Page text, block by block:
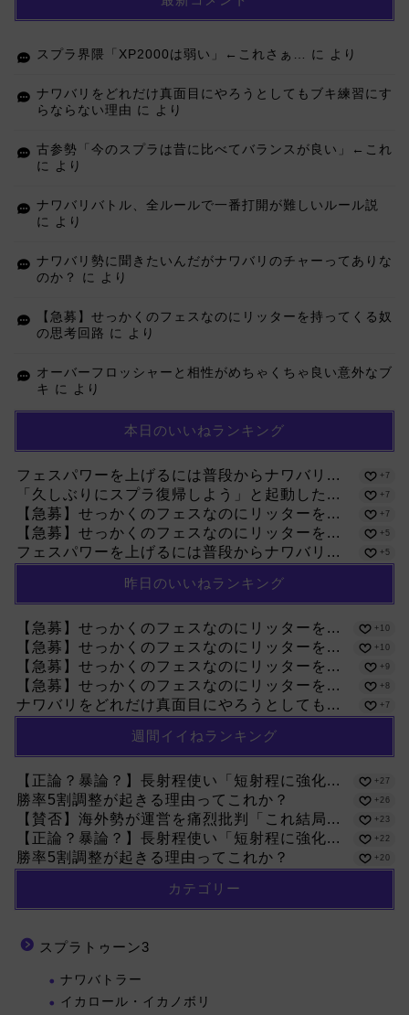
スプラ界隈「XP2000は弱い」←これさぁ… に より
ナワバリをどれだけ真面目にやろうとしてもブキ練習にす
らならない理由 に より
古参勢「今のスプラは昔に比べてバランスが良い」←これ
に
より
ナワバリバトル、全ルールで一番打開が難しいルール説
に
より
ナワバリ勢に聞きたいんだがナワバリのチャーってありな
のか？
に より
【急募】せっかくのフェスなのにリッターを持ってくる奴
の思考回路 に より
オーバーフロッシャーと相性がめちゃくちゃ良い意外なブ
キ に より
本日のいいねランキング
フェスパワーを上げるには普段からナワバリ... +7
「久しぶりにスプラ復帰しよう」と起動した... +7
【急募】せっかくのフェスなのにリッターを... +7
【急募】せっかくのフェスなのにリッターを... +5
フェスパワーを上げるには普段からナワバリ... +5
昨日のいいねランキング
【急募】せっかくのフェスなのにリッターを... +10
【急募】せっかくのフェスなのにリッターを... +10
【急募】せっかくのフェスなのにリッターを... +9
【急募】せっかくのフェスなのにリッターを... +8
ナワバリをどれだけ真面目にやろうとしても... +7
週間イイねランキング
【正論？暴論？】長射程使い「短射程に強化... +27
勝率5割調整が起きる理由ってこれか？ +26
【賛否】海外勢が運営を痛烈批判「これ結局... +23
【正論？暴論？】長射程使い「短射程に強化... +22
勝率5割調整が起きる理由ってこれか？ +20
カテゴリー
スプラトゥーン3
ナワバトラー
イカロール・イカノボリ